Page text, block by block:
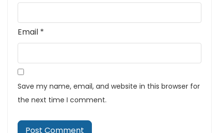
Email *
Save my name, email, and website in this browser for
the next time I comment.